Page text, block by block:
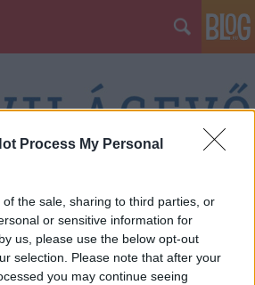
Process My Personal
the sale, sharing to third parties, or
or sensitive information for
us, please use the below opt-out
selection. Please note that after your
you may continue seeing
3 kedvenc fogás